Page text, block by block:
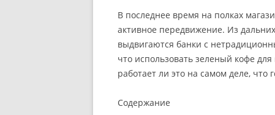
В последнее время на полках
активное передвижение. Из
выдвигаются банки с
что использовать зеленый кофе
работает ли это на самом деле, что
Содержание